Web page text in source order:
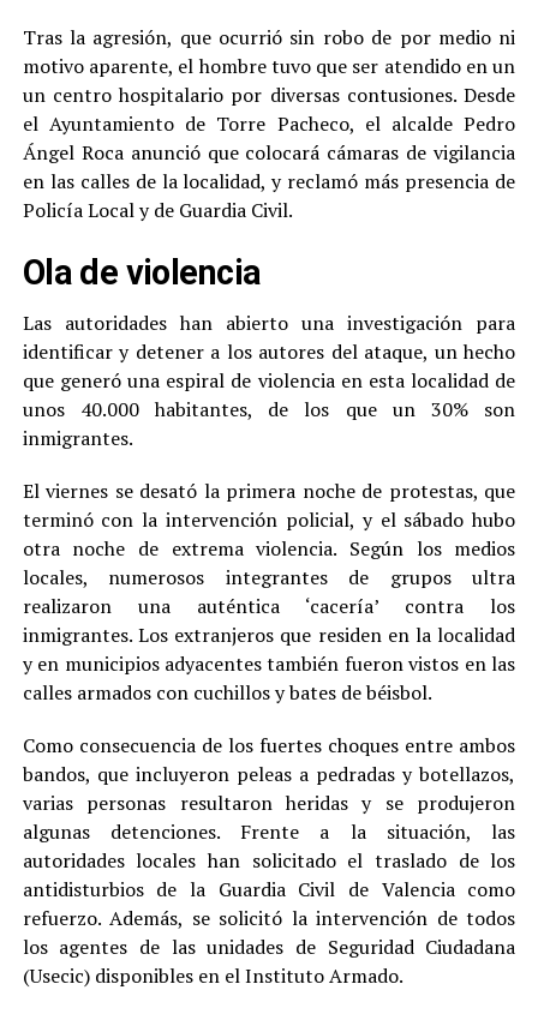
Tras la agresión, que ocurrió sin robo de por medio ni
motivo aparente, el hombre tuvo que ser atendido en un
un centro hospitalario por diversas contusiones. Desde
el Ayuntamiento de Torre Pacheco, el alcalde Pedro
Ángel Roca anunció que colocará cámaras de vigilancia
en las calles de la localidad, y reclamó más presencia de
Policía Local y de Guardia Civil.
Ola de violencia
Las autoridades han abierto una investigación para
identificar y detener a los autores del ataque, un hecho
que generó una espiral de violencia en esta localidad de
unos 40.000 habitantes, de los que un 30% son
inmigrantes.
El viernes se desató la primera noche de protestas, que
terminó con la intervención policial, y el sábado hubo
otra noche de extrema violencia. Según los medios
locales, numerosos integrantes de grupos ultra
realizaron una auténtica ‘cacería’ contra los
inmigrantes. Los extranjeros que residen en la localidad
y en municipios adyacentes también fueron vistos en las
calles armados con cuchillos y bates de béisbol.
Como consecuencia de los fuertes choques entre ambos
bandos, que incluyeron peleas a pedradas y botellazos,
varias personas resultaron heridas y se produjeron
algunas detenciones. Frente a la situación, las
autoridades locales han solicitado el traslado de los
antidisturbios de la Guardia Civil de Valencia como
refuerzo. Además, se solicitó la intervención de todos
los agentes de las unidades de Seguridad Ciudadana
(Usecic) disponibles en el Instituto Armado.